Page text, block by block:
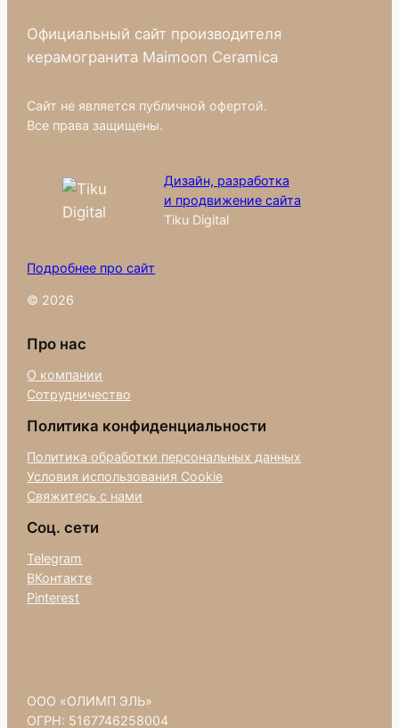
Официальный сайт производителя
керамогранита Maimoon Ceramica
Сайт не является публичной офертой.
Все права защищены.
Дизайн, разработка
и продвижение сайта
Tiku Digital
Подробнее про сайт
© 2026
Про нас
О компании
Сотрудничество
Политика конфиденциальности
Политика обработки персональных данных
Условия использования Cookie
Свяжитесь с нами
Соц. сети
Telegram
ВКонтакте
Pinterest
ООО «ОЛИМП ЭЛЬ»
ОГРН: 5167746258004